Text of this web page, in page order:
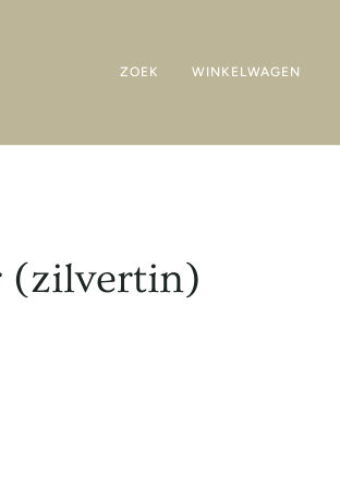
ZOEK WINKELWAGEN
(zilvertin)